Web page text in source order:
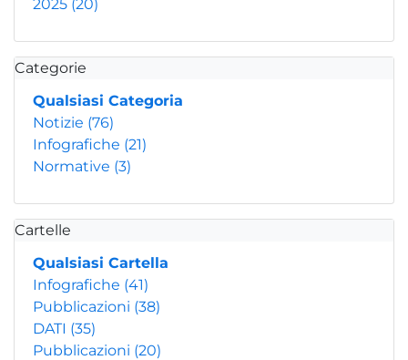
2025 (20)
Categorie
Qualsiasi Categoria
Notizie (76)
Infografiche (21)
Normative (3)
Cartelle
Qualsiasi Cartella
Infografiche (41)
Pubblicazioni (38)
DATI (35)
Pubblicazioni (20)